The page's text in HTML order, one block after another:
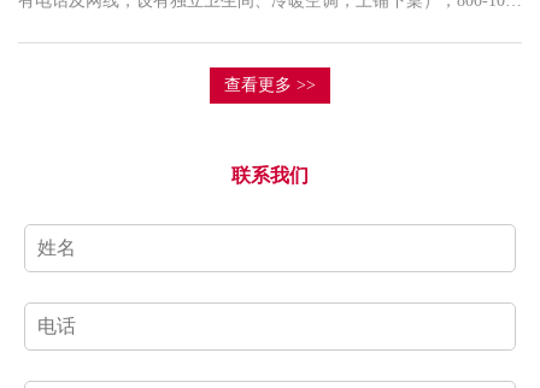
查看更多 >>
联系我们